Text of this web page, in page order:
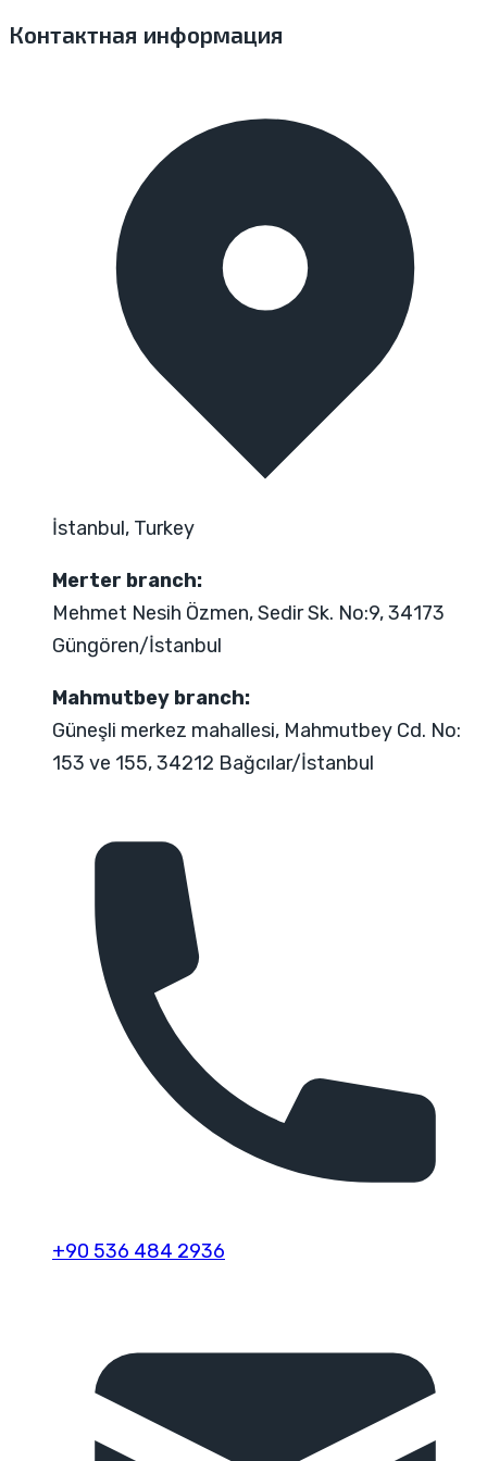
Контактная информация
İstanbul, Turkey
Merter branch:
Mehmet Nesih Özmen, Sedir Sk. No:9, 34173
Güngören/İstanbul
Mahmutbey branch:
Güneşli merkez mahallesi, Mahmutbey Cd. No:
153 ve 155, 34212 Bağcılar/İstanbul
+90 536 484 2936